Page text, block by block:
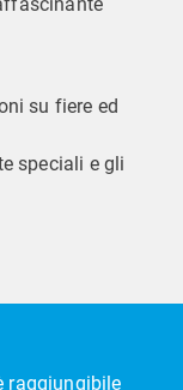
su fiere ed
speciali e gli
raggiungibile